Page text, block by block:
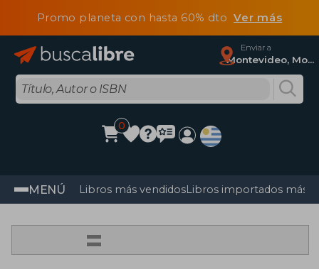
Promo planeta con hasta 60% dtoVer más
Enviar a
Montevideo, Montevideo
0
MENÚ Libros más vendidosLibros importados más
=